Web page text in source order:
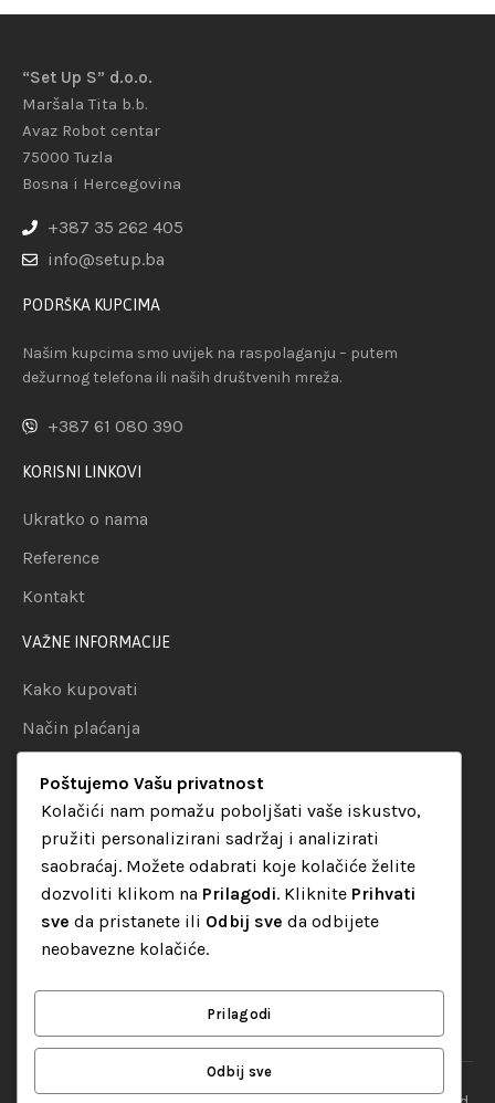
“Set Up S” d.o.o.
Maršala Tita b.b.
Avaz Robot centar
75000 Tuzla
Bosna i Hercegovina
+387 35 262 405
info@setup.ba
PODRŠKA KUPCIMA
Našim kupcima smo uvijek na raspolaganju – putem
dežurnog telefona ili naših društvenih mreža.
+387 61 080 390
KORISNI LINKOVI
Ukratko o nama
Reference
Kontakt
VAŽNE INFORMACIJE
Kako kupovati
Način plaćanja
Politika privatnosti
KATEGORIJE
Audio oprema
LED dekorativna rasvjeta
Poštujemo Vašu privatnost
Kolačići nam pomažu poboljšati vaše iskustvo,
pružiti personalizirani sadržaj i analizirati
saobraćaj. Možete odabrati koje kolačiće želite
dozvoliti klikom na Prilagodi. Kliknite Prihvati
sve da pristanete ili Odbij sve da odbijete
neobavezne kolačiće.
Prilagodi
Odbij sve